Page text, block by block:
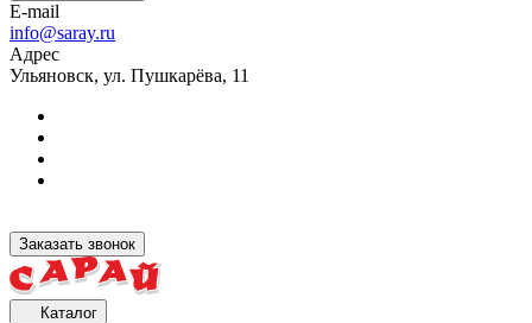
E-mail
info@saray.ru
Адрес
Ульяновск, ул. Пушкарёва, 11
Заказать звонок
Каталог